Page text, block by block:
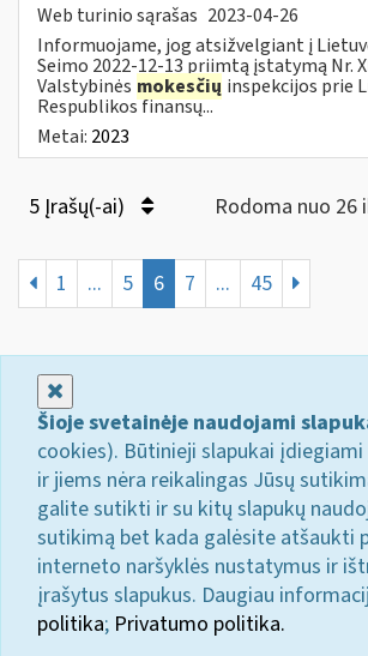
Web turinio sąrašas 2023-04-26
Informuojame, jog atsižvelgiant į
Seimo 2022-12-13 priimtą įstatymą Nr.
Valstybinės mokesčių inspekcijos prie
Respublikos finansų...
Metai: 2023
5 Įrašų(-ai) Rodoma nuo 26
1 ... 5 6 7 ... 45
Šioje svetainėje naudojami
cookies). Būtinieji slapukai
ir jiems nėra reikalingas Jūsų
galite sutikti ir su kitų slapukų
sutikimą bet kada galėsite atšaukti
interneto naršyklės nustatymus ir
įrašytus slapukus. Daugiau
politika; Privatumo politika.